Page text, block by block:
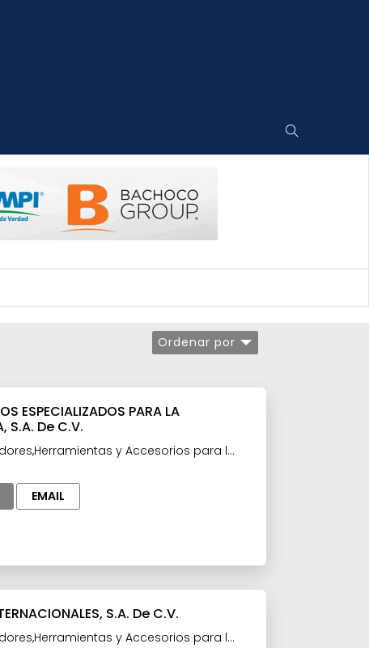
Ordenar por
ESPECIALIZADOS PARA LA
S.A. De C.V.
y Accesorios para la
EMAIL
S.A. De C.V.
y Accesorios para la